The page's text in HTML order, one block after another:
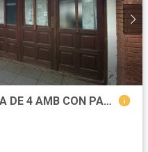
LATORRE PROP. VENDE CASA DE 4 AMB CON PARQUE